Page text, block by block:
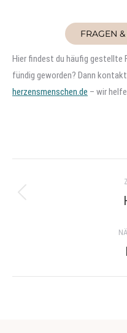
FRAGEN
Hier findest du häufig gestellte
fündig geworden? Dann
herzensmenschen.de – wir
navigation